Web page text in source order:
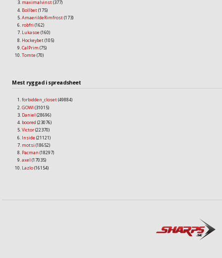
maximalvinst(377)
Bollbet(175)
AmaerildeRimfrost(173)
robfri (162)
Lukasoe (160)
Hockeybet(105)
CalPrim (75)
Tomte (70)
Mest ryggad i spreadsheet
forbidden_closet(49884)
GOWI (31015)
Daniel (28696)
boored (23076)
Victor(22370)
Inside (21121)
motsi (18652)
Pacman (18297)
axel (17035)
Lazlo(16154)